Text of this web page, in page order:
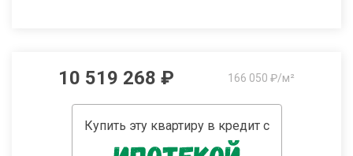
10 519 268 ₽ 166 050 ₽/м²
Купить эту квартиру в кредит с